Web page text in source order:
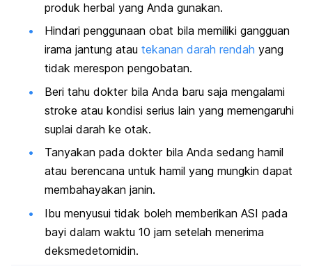
produk herbal yang Anda gunakan.
Hindari penggunaan obat bila memiliki gangguan
irama jantung atau tekanan darah rendah yang
tidak merespon pengobatan.
Beri tahu dokter bila Anda baru saja mengalami
stroke atau kondisi serius lain yang memengaruhi
suplai darah ke otak.
Tanyakan pada dokter bila Anda sedang hamil
atau berencana untuk hamil yang mungkin dapat
membahayakan janin.
Ibu menyusui tidak boleh memberikan ASI pada
bayi dalam waktu 10 jam setelah menerima
deksmedetomidin.